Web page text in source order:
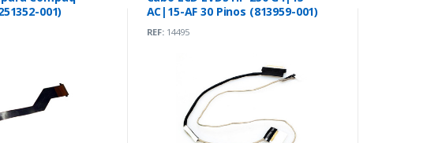
001)
AC|15-AF 30 Pinos (813959-001)
REF:14495